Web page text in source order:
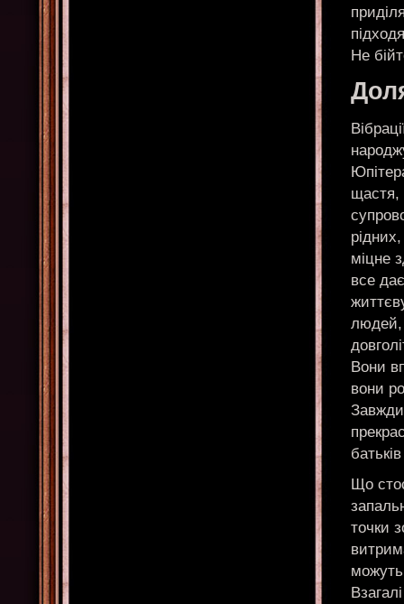
Не
щастя,
міцне
все
людей,
Вони
вони
Що
точки
можуть